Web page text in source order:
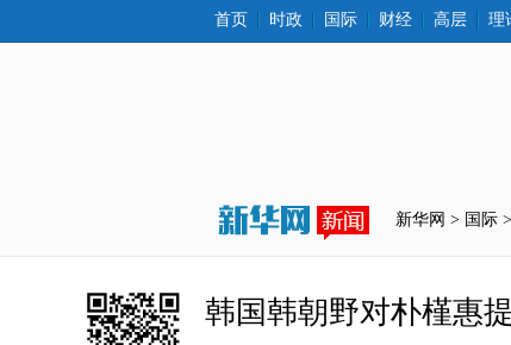
首页 时政 国际 财经 高层 理
新华网 > 国际
韩国韩朝野对朴槿惠